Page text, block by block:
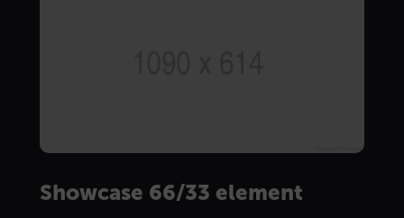
Showcase 66/33 element